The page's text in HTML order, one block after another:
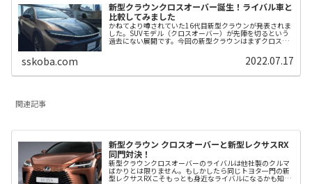
新型クラウンクロスオーバー誕生！ライバル車と
比較してみました
かねてより噂されていた16代目新型クラウンが発表されま
した。SUVモデル（クロスオーバー）が先陣を切るという
過去にない展開です。今回の新型クラウンはまずクロスオ
sskoba.com 2022.07.17
関連記事
新型クラウン クロスオーバーと新型レクサスRX
同門対決！
新型クラウンクロスオーバーのライバルは他社製のクルマ
ばかりとは限りません。もしかしたら同じトヨタ一門の新
型レクサスRXこそもっとも身近なライバルになるかも知れ